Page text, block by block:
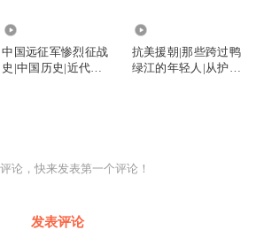
中国远征军惨烈征战
史|中国历史|近代战
抗美援朝|那些跨过鸭
绿江的年轻人|从护士
论，快来发表第一个评论！
发表评论